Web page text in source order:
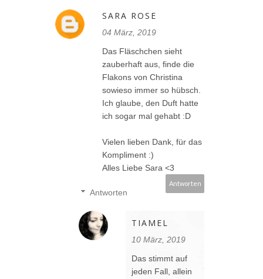
SARA ROSE
04 März, 2019
Das Fläschchen sieht
zauberhaft aus, finde die
Flakons von Christina
sowieso immer so hübsch.
Ich glaube, den Duft hatte
ich sogar mal gehabt :D
Vielen lieben Dank, für das
Kompliment :)
Alles Liebe Sara <3
Antworten
Antworten
TIAMEL
10 März, 2019
Das stimmt auf
jeden Fall, allein